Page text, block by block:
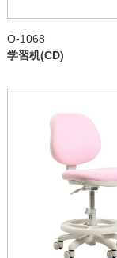
O-1068
学習机(CD)